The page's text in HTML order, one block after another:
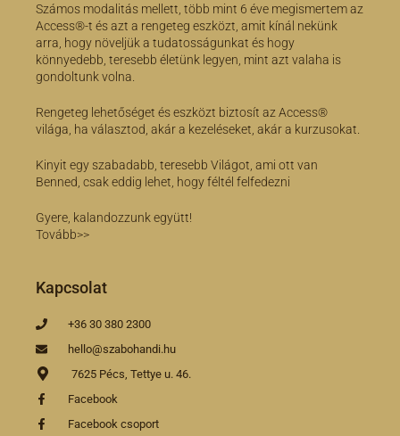
Számos modalitás mellett, több mint 6 éve megismertem az
Access®-t és azt a rengeteg eszközt, amit kínál nekünk
arra, hogy növeljük a tudatosságunkat és hogy
könnyedebb, teresebb életünk legyen, mint azt valaha is
gondoltunk volna.
Rengeteg lehetőséget és eszközt biztosít az Access®
világa, ha választod, akár a kezeléseket, akár a kurzusokat.
Kinyit egy szabadabb, teresebb Világot, ami ott van
Benned, csak eddig lehet, hogy féltél felfedezni
Gyere, kalandozzunk együtt!
Tovább>>
Kapcsolat
+36 30 380 2300
hello@szabohandi.hu
7625 Pécs, Tettye u. 46.
Facebook
Facebook csoport